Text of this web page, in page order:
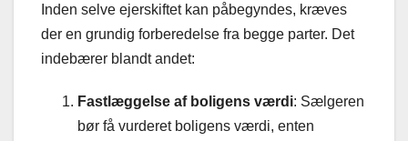
Inden selve ejerskiftet kan påbegyndes, kræves
der en grundig forberedelse fra begge parter. Det
indebærer blandt andet:
Fastlæggelse af boligens værdi: Sælgeren
bør få vurderet boligens værdi, enten